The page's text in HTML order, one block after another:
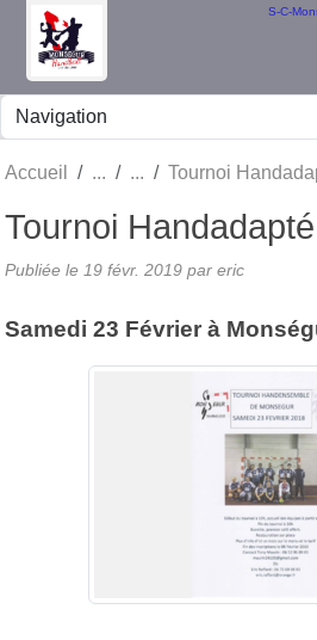
S-C-
Accueil Tournoi
Tournoi Handadapté
Publiée le 19 févr. 2019 par eric
Samedi 23 Février à
Panneau de gestion des cookies